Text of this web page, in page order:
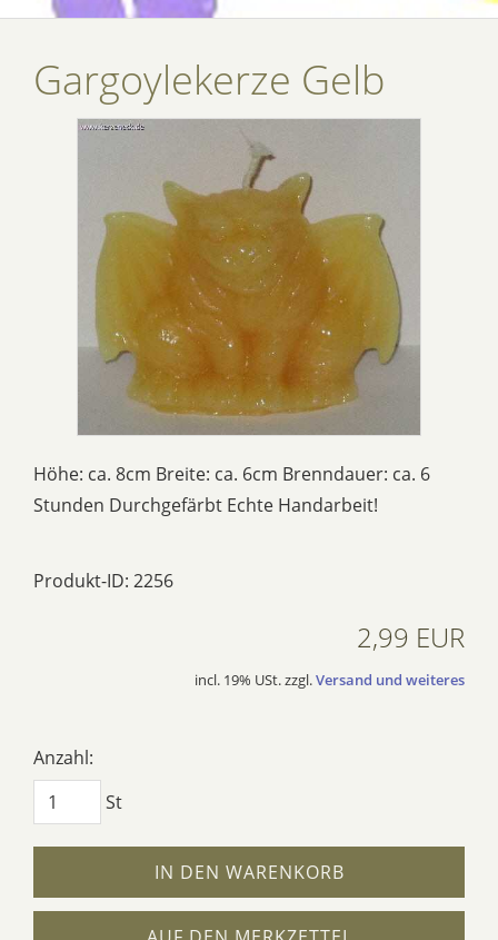
Gargoylekerze Gelb
Höhe: ca. 8cm Breite: ca. 6cm Brenndauer: ca. 6
Stunden Durchgefärbt Echte Handarbeit!
Produkt-ID: 2256
2,99 EUR
incl. 19% USt. zzgl.Versand und weiteres
Anzahl:
St
IN DEN WARENKORB